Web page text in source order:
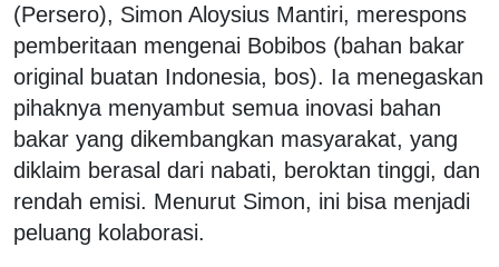
(Persero), Simon Aloysius Mantiri, merespons
pemberitaan mengenai Bobibos (bahan bakar
original buatan Indonesia, bos). Ia menegaskan
pihaknya menyambut semua inovasi bahan
bakar yang dikembangkan masyarakat, yang
diklaim berasal dari nabati, beroktan tinggi, dan
rendah emisi. Menurut Simon, ini bisa menjadi
peluang kolaborasi.